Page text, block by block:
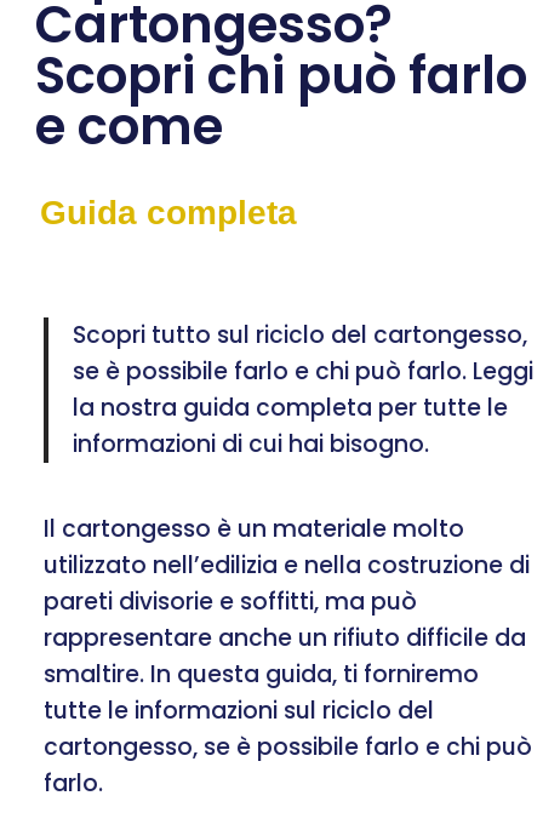
Cartongesso?
Scopri chi può farlo
e come
Guida completa
Scopri tutto sul riciclo del cartongesso,
se è possibile farlo e chi può farlo. Leggi
la nostra guida completa per tutte le
informazioni di cui hai bisogno.
Il cartongesso è un materiale molto
utilizzato nell’edilizia e nella costruzione di
pareti divisorie e soffitti, ma può
rappresentare anche un rifiuto difficile da
smaltire. In questa guida, ti forniremo
tutte le informazioni sul riciclo del
cartongesso, se è possibile farlo e chi può
farlo.